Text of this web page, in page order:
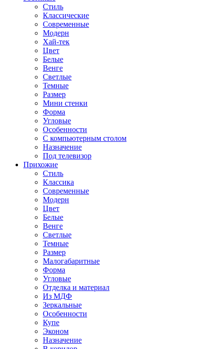
Стиль
Классические
Современные
Модерн
Хай-тек
Цвет
Белые
Венге
Светлые
Темные
Размер
Мини стенки
Форма
Угловые
Особенности
С компьютерным столом
Назначение
Под телевизор
Прихожие
Стиль
Классика
Современные
Модерн
Цвет
Белые
Венге
Светлые
Темные
Размер
Малогабаритные
Форма
Угловые
Отделка и материал
Из МДФ
Зеркальные
Особенности
Купе
Эконом
Назначение